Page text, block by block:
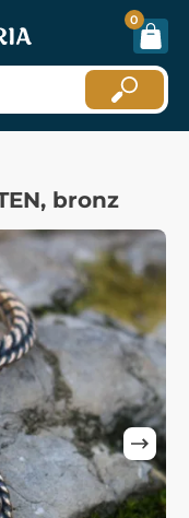
0
bronz